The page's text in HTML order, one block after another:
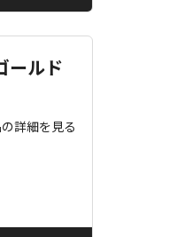
ールド
詳細を見る